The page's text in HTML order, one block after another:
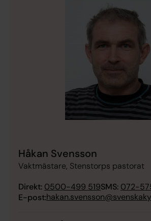
Håkan Svensson
Vaktmästare, Stenstorps pastorat
Direkt: 0500-499 519SMS: 072-
E-post: